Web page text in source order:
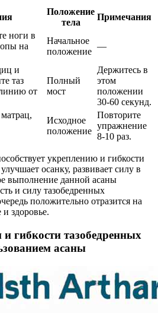
Положение
тела
Примечания
ноги в
на
Начальное
положение
—
и
таз
от
Полный
мост
Держитесь в
этом
положении
30-60 секунд.
Исходное
положение
Повторите
упражнение
8-10 раз.
укреплению и гибкости
осанку, развивает силу в
выполнение данной асаны
и силу тазобедренных
положительно отразится на
здоровье.
гибкости тазобедренных
асаны